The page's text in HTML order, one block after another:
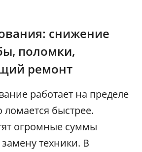
снижение
поломки,
ремонт
работает на пределе
быстрее.
огромные суммы
техники. В